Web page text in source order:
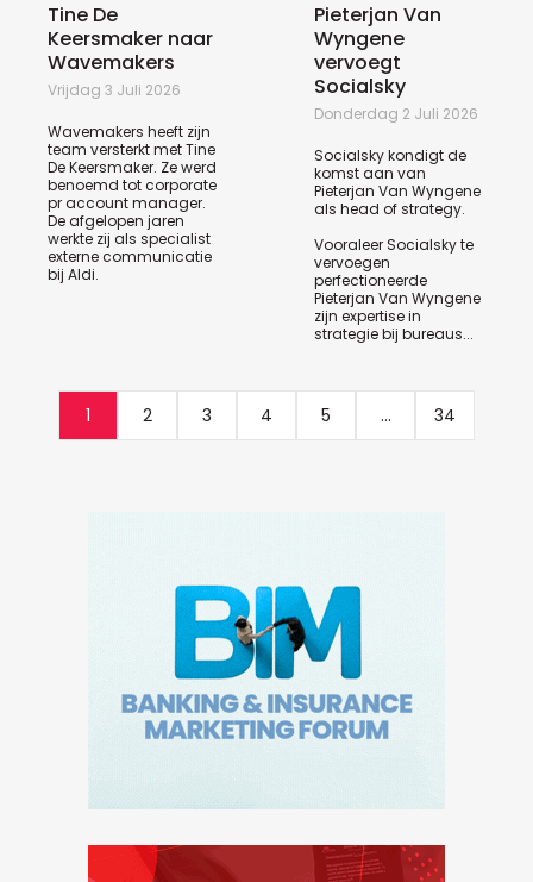
Tine De
Keersmaker naar
Wavemakers
Vrijdag 3 Juli 2026
Wavemakers heeft zijn
team versterkt met Tine
De Keersmaker. Ze werd
benoemd tot corporate
pr account manager.
De afgelopen jaren
werkte zij als specialist
externe communicatie
bij Aldi.
Pieterjan Van
Wyngene
vervoegt
Socialsky
Donderdag 2 Juli 2026
Socialsky kondigt de
komst aan van
Pieterjan Van Wyngene
als head of strategy.
Vooraleer Socialsky te
vervoegen
perfectioneerde
Pieterjan Van Wyngene
zijn expertise in
strategie bij bureaus...
1 2 3 4 5 ... 34